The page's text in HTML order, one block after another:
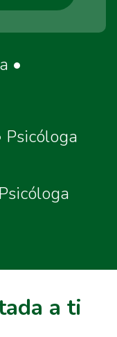
•
Psicóloga
a ti